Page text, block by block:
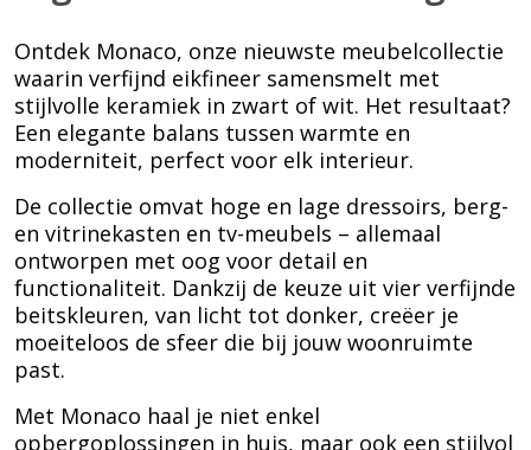
Ontdek Monaco, onze nieuwste meubelcollectie
waarin verfijnd eikfineer samensmelt met
stijlvolle keramiek in zwart of wit. Het resultaat?
Een elegante balans tussen warmte en
moderniteit, perfect voor elk interieur.
De collectie omvat hoge en lage dressoirs, berg-
en vitrinekasten en tv-meubels – allemaal
ontworpen met oog voor detail en
functionaliteit. Dankzij de keuze uit vier verfijnde
beitskleuren, van licht tot donker, creëer je
moeiteloos de sfeer die bij jouw woonruimte
past.
Met Monaco haal je niet enkel
opbergoplossingen in huis, maar ook een stijlvol